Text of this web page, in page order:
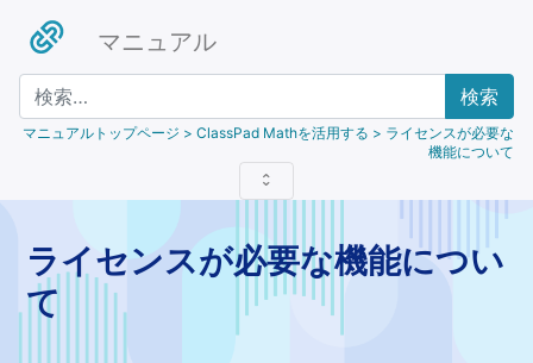
マニュアル
検索
マニュアルトップページ > ClassPad Mathを活用する > ライセンスが必要な
機能について
ライセンスが必要な機能につい
て